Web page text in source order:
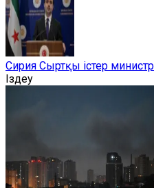
Сирия Сыртқы істер
Іздеу